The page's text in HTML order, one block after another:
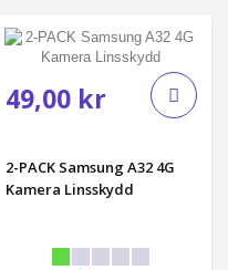
49,00 kr
2-PACK Samsung A32 4G
Kamera Linsskydd